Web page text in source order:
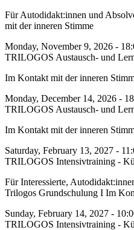
Für Autodidakt:innen und
mit der inneren Stimme
Monday, November 9, 2026 -
TRILOGOS Austausch- und
Im Kontakt mit der inneren
Monday, December 14, 2026 -
TRILOGOS Austausch- und
Im Kontakt mit der inneren
Saturday, February 13, 2027 -
TRILOGOS Intensivtraining -
Für Interessierte,
Trilogos Grundschulung I Im
Sunday, February 14, 2027 -
TRILOGOS Intensivtraining -